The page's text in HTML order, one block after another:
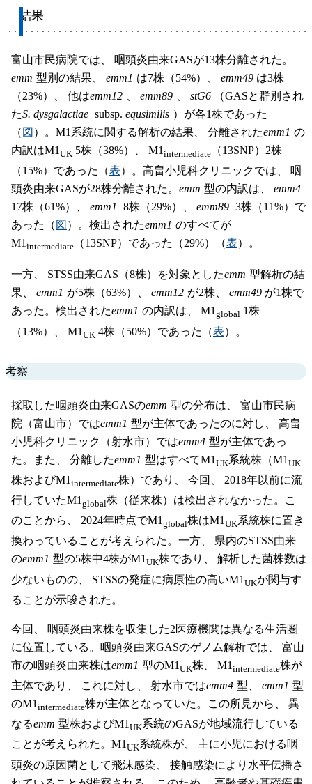
結果
富山市民病院では、 咽頭炎由来GASが13株分離された。
emm 型別の結果、 emm1 は7株（54%）、 emm49 は3株
（23%）、 他はemm12 emm89 stG6
（GASと群別され
たS. dysgalactiae subsp. equsimilis ）が各1株であった
（ 図 ）。M1系統に関する解析の結果、 分離されたemm1 の
内訳はM1 UK 5株（38%）、 M1 intermediate （13SNP）2株
（15%）であった（表）。高畠小児科クリニックでは、 咽
頭炎由来GASが28株分離された。 emm 型の内訳は、 emm4
17株（61%）、 emm1 8株（29%）、 emm89 3株（11%）で
あった（ 図 ）。検出されたemm1 のすべてが
M1 intermediate （13SNP）であった（29%）（表）。
一方、 STSS由来GAS（8株）を対象としたemm 型解析の結
果、 emm1 が5株（63%）、 emm12 が2株、 emm49 が1株で
あった。検出されたemm1 の内訳は、 M1global 1株
（13%）、 M1 UK 4株（50%）であった（表）。
考察
採取した咽頭炎由来GASのemm 型の分布は、 富山市民病
院（富山市）ではemm1 型が主体であったのに対し、 高畠
小児科クリニック（射水市）ではemm4 型が主体であっ
た。また、 分離したemm1 型はすべてM1 UK系統株（M1 UK
株およびM1 intermediate株）であり、 今回、 2018年以前に流
行していたM1 global株（従来株）は検出されなかった。こ
のことから、 2024年時点でM1 global株はM1 UK系統株に置き
換わっていることが考えられた。一方、 県内のSTSS由来
のemm1 型の5株中4株がM1 UK株であり、 解析した菌株数は
少ないものの、 STSSの発症に病原性の高いM1 UKが関与す
ることが示唆された。
今回、 咽頭炎由来株を収集した2医療機関は異なる生活圏
に位置している。咽頭炎由来GASのゲノム解析では、 富山
市の咽頭炎由来株はemm1 型のM1 UK株、 M1 intermediate株が
主体であり、 これに対し、 射水市ではemm4 型、 emm1 型
のM1 intermediate株が主体となっていた。この所見から、 異
なるemm 型株およびM1 UK系統のGASが地域流行している
ことが考えられた。M1 UK系統株が、 主に小児における咽
頭炎の原因菌として飛沫感染、 接触感染により水平伝播さ